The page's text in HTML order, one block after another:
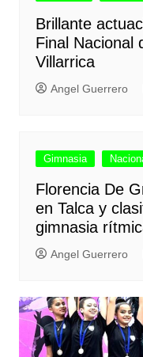
Brillante
Final Nacional
Villarrica
Angel Guerrero
Gimnasia
Florencia De
en Talca y
gimnasia
Angel Guerrero